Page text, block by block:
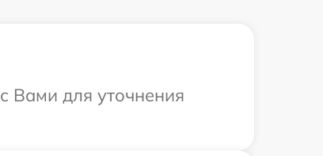
Вами для уточнения